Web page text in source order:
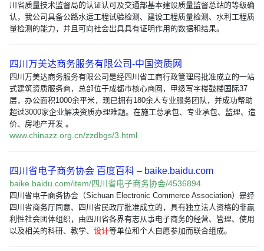
川省质量技术监督局的认证认可及交通部基本建设质量监督总站的等级确
认，我公司具备公路水运工程试验检测、建设工程质量检测、水利工程质
量检测的能力，并且可向社会出具具有证明作用的数据和结果。
四川万美达商务服务有限公司-中国资质网
四川万美达商务服务有限公司是经四川省工商行政管理局批准成立的一站
式建筑资质服务商，总部位于成都市核心商圈，甲级写字楼鼓楼国际37
层，办公面积1000余平米，现已拥有180余人专业服务团队，并成功帮助
超过3000家企业解决资质办理难题。在施工总承包、专业承包、监理、造
价、房地产开发 。
www.chinazz.org.cn/zzdbgs/3.html
四川省电子商务协会 百度百科 – baike.baidu.com
baike.baidu.com/item/四川省电子商务协会/4536894
四川省电子商务协会（Sichuan Electronic Commerce Association）是经
四川省商务厅同意、四川省民政厅批准成立的，具有独立法人资格的非赢
利性社会团体组织，由四川省各界有志从事电子商务的经营、管理、使用
以及相关的科研、教学、 设计等单位和个人自愿参加而联合组成。